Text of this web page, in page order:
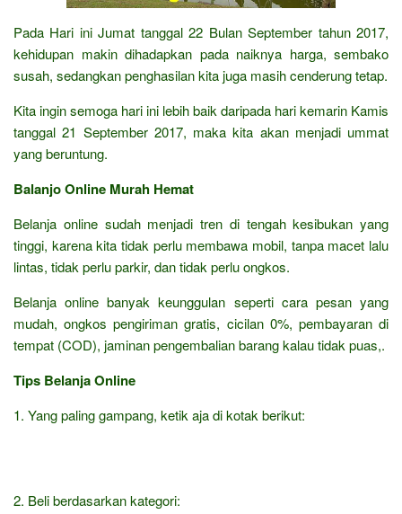
Pada Hari ini Jumat tanggal 22 Bulan September tahun 2017,
kehidupan makin dihadapkan pada naiknya harga, sembako
susah, sedangkan penghasilan kita juga masih cenderung tetap.
Kita ingin semoga hari ini lebih baik daripada hari kemarin Kamis
tanggal 21 September 2017, maka kita akan menjadi ummat
yang beruntung.
Balanjo Online Murah Hemat
Belanja online sudah menjadi tren di tengah kesibukan yang
tinggi, karena kita tidak perlu membawa mobil, tanpa macet lalu
lintas, tidak perlu parkir, dan tidak perlu ongkos.
Belanja online banyak keunggulan seperti cara pesan yang
mudah, ongkos pengiriman gratis, cicilan 0%, pembayaran di
tempat (COD), jaminan pengembalian barang kalau tidak puas,.
Tips Belanja Online
1. Yang paling gampang, ketik aja di kotak berikut:
2. Beli berdasarkan kategori: